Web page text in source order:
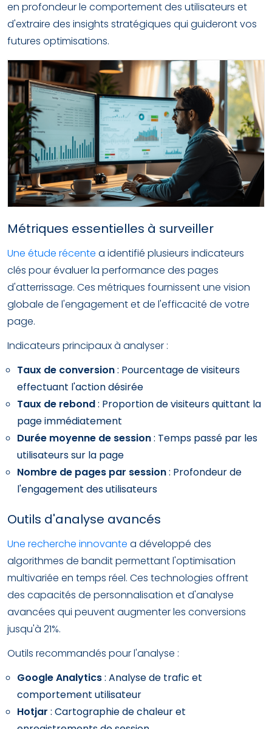
en profondeur le comportement des utilisateurs et
d'extraire des insights stratégiques qui guideront vos
futures optimisations.
Métriques essentielles à surveiller
Une étude récente a identifié plusieurs indicateurs
clés pour évaluer la performance des pages
d'atterrissage. Ces métriques fournissent une vision
globale de l'engagement et de l'efficacité de votre
page.
Indicateurs principaux à analyser :
Taux de conversion: Pourcentage de visiteurs
effectuant l'action désirée
Taux de rebond: Proportion de visiteurs quittant la
page immédiatement
Durée moyenne de session: Temps passé par les
utilisateurs sur la page
Nombre de pages par session: Profondeur de
l'engagement des utilisateurs
Outils d'analyse avancés
Une recherche innovante a développé des
algorithmes de bandit permettant l'optimisation
multivariée en temps réel. Ces technologies offrent
des capacités de personnalisation et d'analyse
avancées qui peuvent augmenter les conversions
jusqu'à 21%.
Outils recommandés pour l'analyse :
Google Analytics: Analyse de trafic et
comportement utilisateur
Hotjar : Cartographie de chaleur et